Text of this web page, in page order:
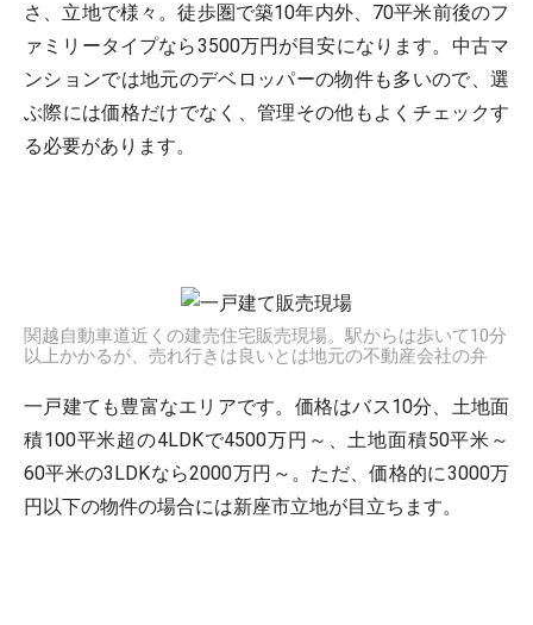
さ、立地で様々。徒歩圏で築10年内外、70平米前後のフ
ァミリータイプなら3500万円が目安になります。中古マ
ンションでは地元のデベロッパーの物件も多いので、選
ぶ際には価格だけでなく、管理その他もよくチェックす
る必要があります。
関越自動車道近くの建売住宅販売現場。駅からは歩いて10分
以上かかるが、売れ行きは良いとは地元の不動産会社の弁
一戸建ても豊富なエリアです。価格はバス10分、土地面
積100平米超の4LDKで4500万円～、土地面積50平米～
60平米の3LDKなら2000万円～。ただ、価格的に3000万
円以下の物件の場合には新座市立地が目立ちます。